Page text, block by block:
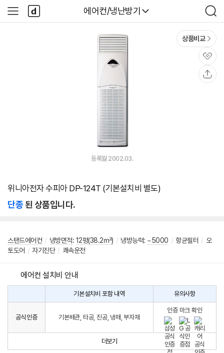
다나와
에어컨/냉난방기
검
색
사
이
다
나
와
상품비교
관
심
등록월 2002.03.
위니아전자 수피아 DP-124T (기본설치비 별도)
단종된 상품입니다.
스탠드에어컨 / 냉방면적: 12평(38.2㎡) / 냉방능력: ~5000 / 항균필터 / 오
토도어 / 자기진단 / 쾌속운전
에어컨 설치비 안내
구
시
컨
설
기본설치비 포함 내역 유의사항
공식인증 기본배관, 타공, 진공, 냉매, 부자재
인증 마크 확인
더보기